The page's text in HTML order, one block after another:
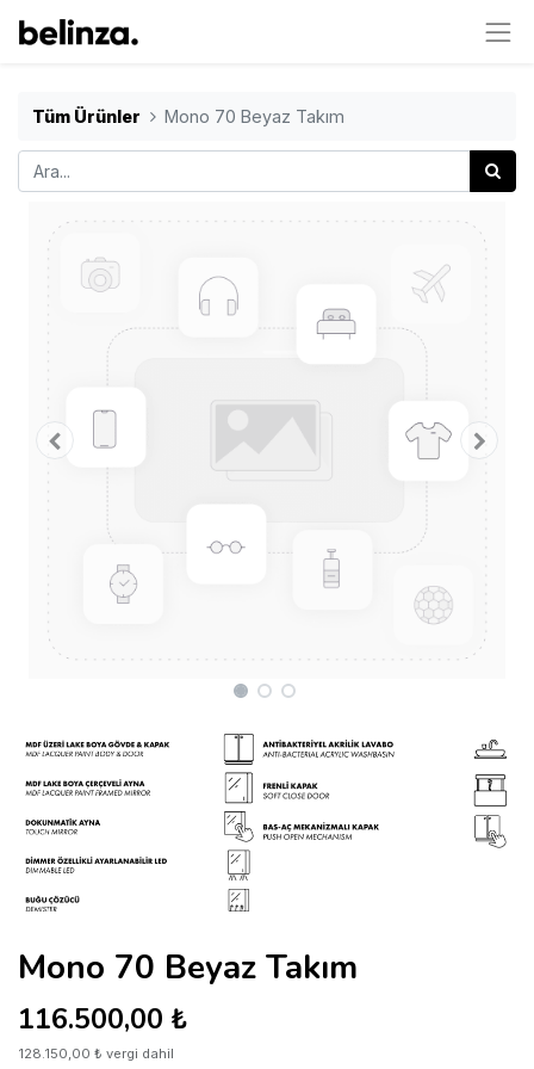
Tüm Ürünler Mono 70 Beyaz Takım
Mono 70 Beyaz Takım
116.500,00 ₺
128.150,00 ₺ vergi dahil